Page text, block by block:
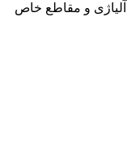
آلیاژی و مقاطع خاص